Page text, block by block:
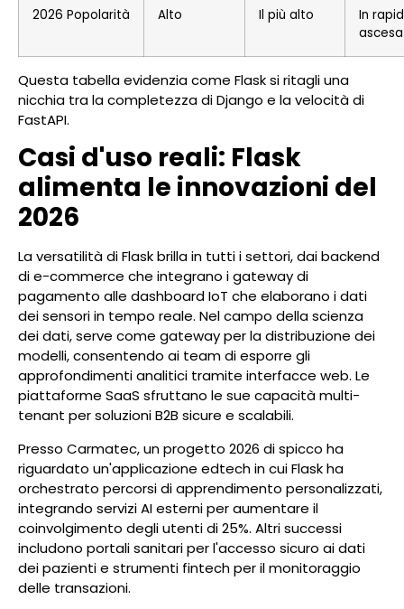
2026 Popolarità Alto Il più alto
In
ascesa
Questa tabella evidenzia come Flask si ritagli una
nicchia tra la completezza di Django e la velocità di
FastAPI.
Casi d'uso reali: Flask
alimenta le innovazioni del
2026
La versatilità di Flask brilla in tutti i settori, dai backend
di e-commerce che integrano i gateway di
pagamento alle dashboard IoT che elaborano i dati
dei sensori in tempo reale. Nel campo della scienza
dei dati, serve come gateway per la distribuzione dei
modelli, consentendo ai team di esporre gli
approfondimenti analitici tramite interfacce web. Le
piattaforme SaaS sfruttano le sue capacità multi-
tenant per soluzioni B2B sicure e scalabili.
Presso Carmatec, un progetto 2026 di spicco ha
riguardato un'applicazione edtech in cui Flask ha
orchestrato percorsi di apprendimento personalizzati,
integrando servizi AI esterni per aumentare il
coinvolgimento degli utenti di 25%. Altri successi
includono portali sanitari per l'accesso sicuro ai dati
dei pazienti e strumenti fintech per il monitoraggio
delle transazioni.